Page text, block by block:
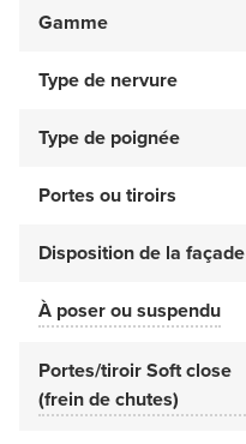
Gamme
Type de nervure
Type de poignée
Portes ou tiroirs
Disposition de la façade
À poser ou suspendu
Portes/tiroir Soft close
(frein de chutes)